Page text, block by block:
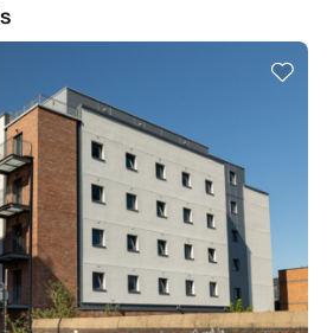
误导性信息。
移民身份被取消资格的人员）禁止公寓与您
消您的预订，自取消之日起，您将无需承担
论您是否已签署该协议。
定您或您的担保人（如适用）出现在制裁
）未能配合任何筛查搜索附加信息请求。
（包括但不限于您的第一笔租金分期付款、
）；及/或
公寓签订的先前任何租赁协议。
止您的租赁协议，详见租赁协议本身第2.4
，如果根据适用法律明确要求或适合您这